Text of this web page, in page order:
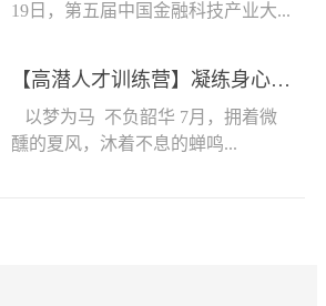
19日，第五届中国金融科技产业大...
【高潜人才训练营】凝练身心 创见未来
以梦为马 不负韶华 7月，拥着微
醺的夏风，沐着不息的蝉鸣...